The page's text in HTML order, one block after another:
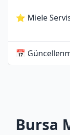
⭐ Miele
📅
Bursa